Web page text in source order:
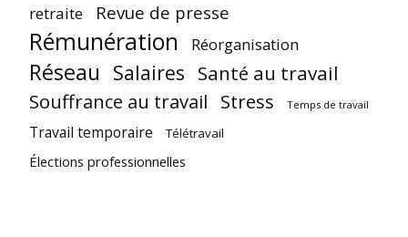
retraite Revue de presse
Rémunération Réorganisation
Réseau Salaires Santé au travail
Souffrance au travail Stress Temps de travail
Travail temporaire Télétravail
Élections professionnelles